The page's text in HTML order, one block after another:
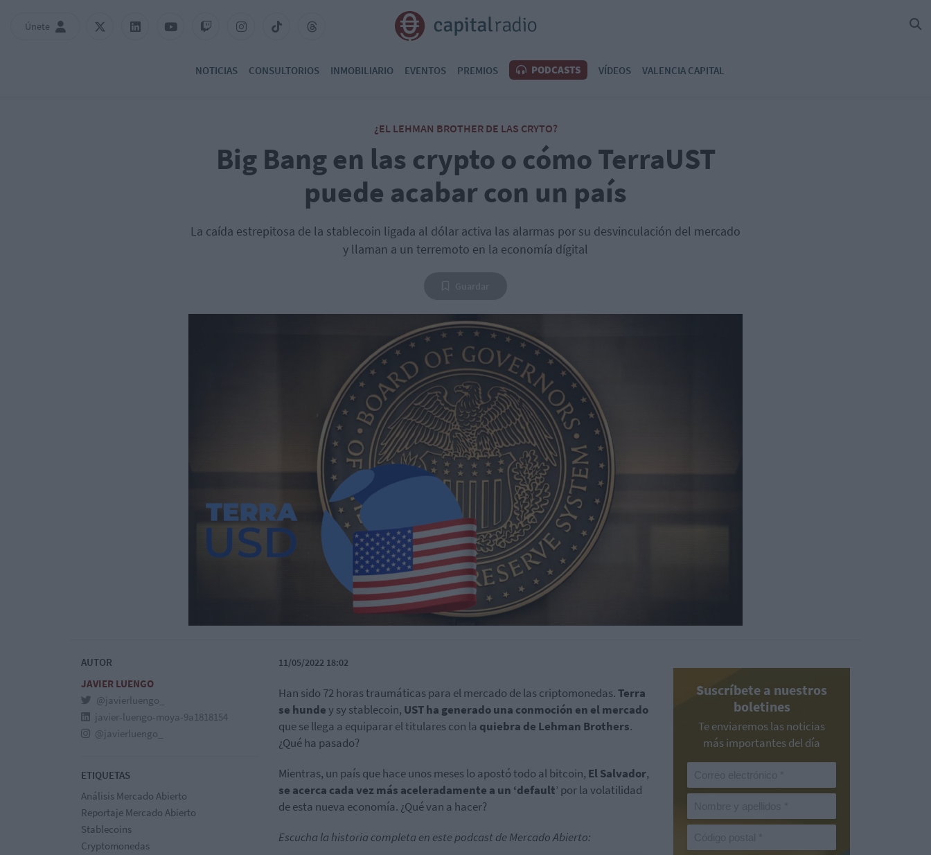
Únete
NOTICIAS CONSULTORIOS INMOBILIARIO EVENTOS PREMIOS PODCASTS VÍDEOS VALENCIA CAPITAL
¿EL LEHMAN BROTHER DE LAS CRYTO?
Big Bang en las crypto o cómo TerraUST
puede acabar con un país
La caída estrepitosa de la stablecoin ligada al dólar activa las alarmas por su desvinculación del mercado
y llaman a un terremoto en la economía dígital
AUTOR
JAVIER LUENGO
@javierluengo_
javier-luengo-moya-9a1818154
@javierluengo_
ETIQUETAS
Análisis Mercado Abierto
Reportaje Mercado Abierto
Stablecoins
Cryptomonedas
11/05/2022 18:02
Han sido 72 horas traumáticas para el mercado de las criptomonedas.Terra
se hundey sy stablecoin, UST ha generado una conmoción en el mercado
que se llega a equiparar el titulares con la quiebra de Lehman Brothers.
¿Qué ha pasado?
Mientras, un país que hace unos meses lo apostó todo al bitcoin, El Salvador,
se acerca cada vez más aceleradamente a un ‘default’ por la volatilidad
de esta nueva economía. ¿Qué van a hacer?
Escucha la historia completa en este podcast de Mercado Abierto:
Suscríbete a nuestros
boletines
Te enviaremos las noticias
más importantes del día